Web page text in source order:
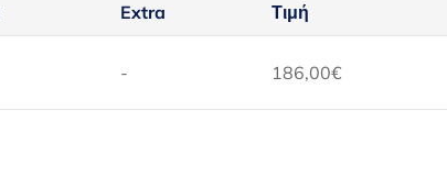
Extra Τιμή
- 186,00€